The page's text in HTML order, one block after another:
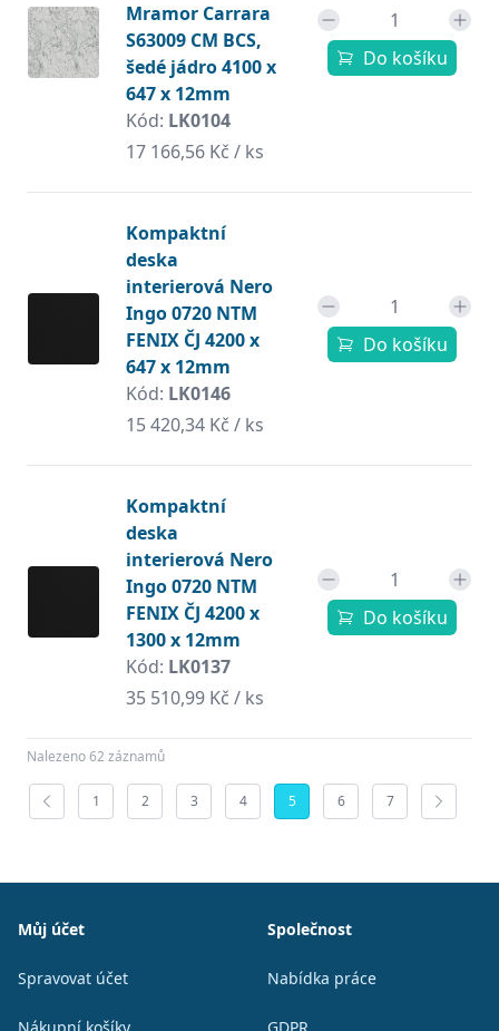
Mramor Carrara
S63009 CM BCS,
šedé jádro 4100 x
647 x 12mm
Kód: LK0104
17 166,56 Kč / ks
Do košíku
Kompaktní
deska
interierová Nero
Ingo 0720 NTM
FENIX ČJ 4200 x
647 x 12mm
Kód: LK0146
15 420,34 Kč / ks
Do košíku
Kompaktní
deska
interierová Nero
Ingo 0720 NTM
FENIX ČJ 4200 x
1300 x 12mm
Kód: LK0137
35 510,99 Kč / ks
Do košíku
Nalezeno 62 záznamů
1 2 3 4 5 6 7
Můj účet
Spravovat účet
Společnost
Nabídka práce